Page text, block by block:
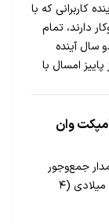
کاربرانی که با
دارند، تمام
سال آینده
امسال با
بازطراحی مک‌بوک‌ها با نمایشگرهای OLED لمسی و
وان
جمع‌وجور
این برند در تاریخ ۲۴ آوریل سال جاری میلادی (۴